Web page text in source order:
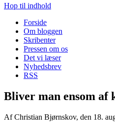
Hop til indhold
Forside
Om bloggen
Skribenter
Pressen om os
Det vi læser
Nyhedsbrev
RSS
Bliver man ensom af
Af Christian Bjørnskov, den 18.